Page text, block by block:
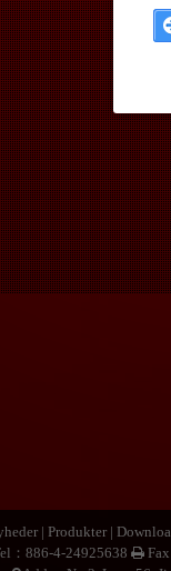
| Produkter |
：886-4-24925638